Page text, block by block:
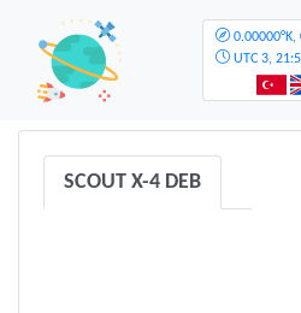
0.00000°K,
UTC 3,
SCOUT X-4 DEB